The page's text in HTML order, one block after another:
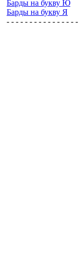
Барды на букву Ю
Барды на букву Я
- - - - - - - - - - - - - - - -